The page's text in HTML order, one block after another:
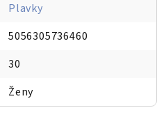
Plavky
5056305736460
30
Ženy